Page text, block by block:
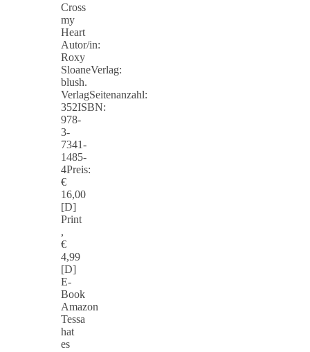
Cross
my
Heart
Autor/in:
Roxy
SloaneVerlag:
blush.
VerlagSeitenanzahl:
352ISBN:
978-
3-
7341-
1485-
4Preis:
€
16,00
[D]
Print
,
€
4,99
[D]
E-
Book
Amazon
Tessa
hat
es